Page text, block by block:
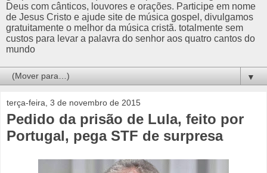
Deus com cânticos, louvores e orações. Participe em nome
de Jesus Cristo e ajude site de música gospel, divulgamos
gratuitamente o melhor da música cristã. totalmente sem
custos para levar a palavra do senhor aos quatro cantos do
mundo
▼
terça-feira, 3 de novembro de 2015
Pedido da prisão de Lula, feito por
Portugal, pega STF de surpresa